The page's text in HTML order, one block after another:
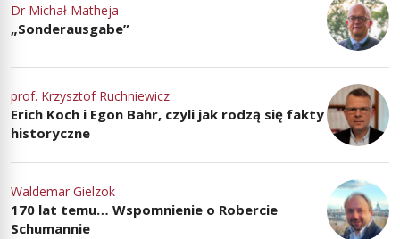
Dr Michał Matheja
„Sonderausgabe”
prof. Krzysztof Ruchniewicz
Erich Koch i Egon Bahr, czyli jak rodzą się fakty
historyczne
Waldemar Gielzok
170 lat temu… Wspomnienie o Robercie
Schumannie